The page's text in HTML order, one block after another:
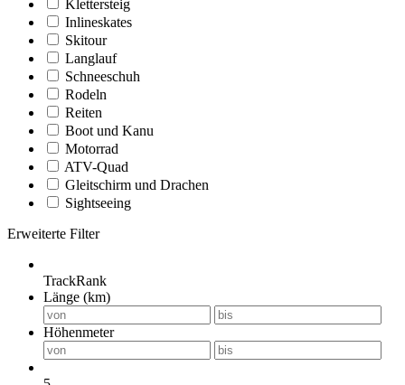
Klettersteig
Inlineskates
Skitour
Langlauf
Schneeschuh
Rodeln
Reiten
Boot und Kanu
Motorrad
ATV-Quad
Gleitschirm und Drachen
Sightseeing
Erweiterte Filter
TrackRank
Länge (km)
Höhenmeter